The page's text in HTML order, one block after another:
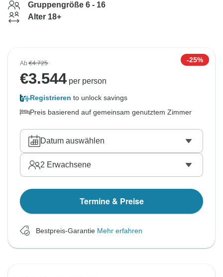
Gruppengröße 6 - 16
Alter 18+
Ab€4.725 -25%
€3.544 per person
Registrieren to unlock savings
Preis basierend auf gemeinsam genutztem Zimmer
Datum auswählen
2 Erwachsene
Termine & Preise
Bestpreis-Garantie Mehr erfahren